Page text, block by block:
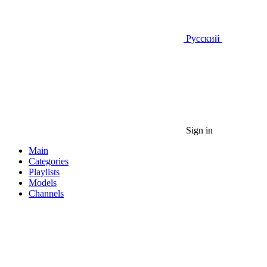
Русский
Sign in
Main
Categories
Playlists
Models
Channels